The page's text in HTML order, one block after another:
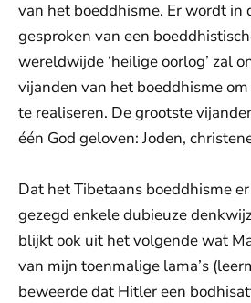
van het boeddhisme. Er wordt in
gesproken van een
wereldwijde ‘heilige oorlog’ zal
vijanden van het boeddhisme
te realiseren. De grootste
één God geloven: Joden,
Dat het Tibetaans boeddhisme er
gezegd enkele dubieuze
blijkt ook uit het volgende wat
van mijn toenmalige lama’s
beweerde dat Hitler een